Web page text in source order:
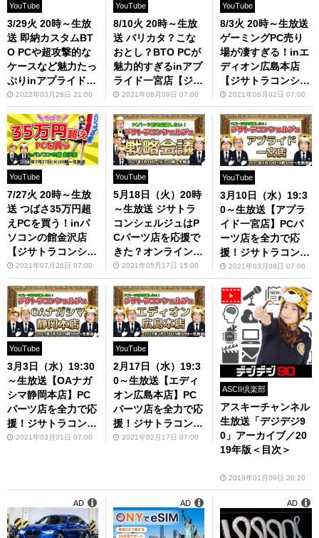
YouTube
3/29火 20時～生放
送 即納カスタムBT
O PCや超攻撃的な
ケースなど魅力たっ
ぷりinアプライド博
多店【ジサトラコン
シェルジュ】
2022年03月28日 21:00
YouTube
8/10火 20時～生放
送 バリカタ？こな
おとし？BTO PCが
魅力的すぎるinアプ
ライド一宮店【ジサ
トラコンシェルジ
ュ】
2021年08月09日 07:00
YouTube
8/3火 20時～生放送
ゲーミングPC売り
場が凄すぎる！inエ
ディオン広島本店
【ジサトラコンシェ
ルジュ】
2021年08月02日 07:00
YouTube
7/27火 20時～生放
送 つばさ35万円超
えPCを買う！inパ
ソコンの館金沢店
【ジサトラコンシェ
ルジュ】
2021年07月26日 07:00
YouTube
5月18日（火）20時
～生放送 ジサトラ
コンシェルジュはP
Cパーツ店を応援で
きた？オンライン戦
略会議
2021年05月17日 15:00
YouTube
3月10日（水）19:3
0～生放送【アプラ
イド一宮店】PCパ
ーツ店を全力で応
援！ジサトラコンシ
ェルジュ#3
2021年03月08日 07:00
YouTube
3月3日（水）19:30
～生放送【OAナガ
シマ静岡本店】PC
パーツ店を全力で応
援！ジサトラコンシ
ェルジュ#2
2021年03月01日 07:00
YouTube
2月17日（水）19:3
0～生放送【エディ
オン広島本店】PC
パーツ店を全力で応
援！ジサトラコンシ
ェルジュ#1
2021年02月17日 07:00
ASCII倶楽部
アスキーチャンネル
生放送「デジデジ9
0」アーカイブ／20
19年版＜目次＞
2019年01月09日 20:20
AD AD AD